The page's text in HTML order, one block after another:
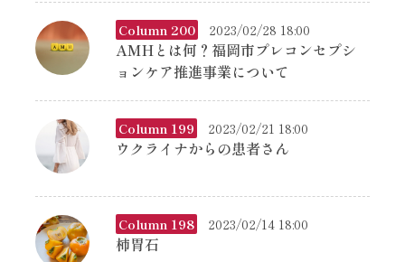
Column 200 2023/02/28 18:00
AMHとは何？福岡市プレコンセプシ
ョンケア推進事業について
Column 199 2023/02/21 18:00
ウクライナからの患者さん
Column 198 2023/02/14 18:00
柿胃石